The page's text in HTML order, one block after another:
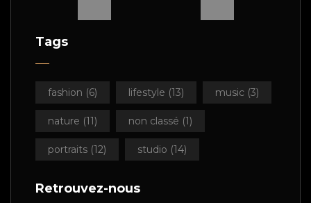
Tags
fashion (6) lifestyle (13) music (3)
nature (11) non classé (1)
portraits (12) studio (14)
Retrouvez-nous